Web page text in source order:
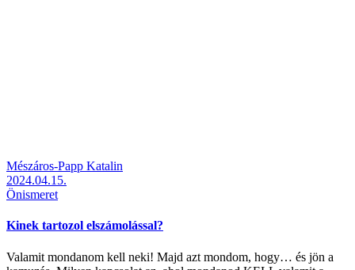
Mészáros-Papp Katalin
2024.04.15.
Önismeret
Kinek tartozol elszámolással?
Valamit mondanom kell neki! Majd azt mondom, hogy… és jön a